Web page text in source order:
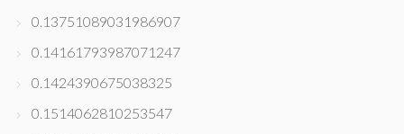
0.13751089031986907
0.14161793987071247
0.1424390675038325
0.1514062810253547